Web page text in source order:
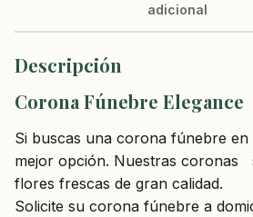
adicional
Descripción
Corona Fúnebre Elegance
Si buscas una corona fúnebre en
mejor opción. Nuestras coronas
flores frescas de gran calidad.
Solicite su corona fúnebre a